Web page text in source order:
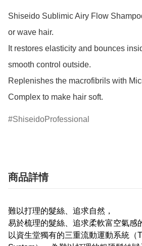
Shiseido Sublimic Airy Flow
or wave hair.
It restores elasticity and bounces
smooth control outside.
Replenishes the macrofibrils with
Complex to make hair soft.
ShiseidoProfessional
商品詳情
難以打理的髮絲、追求自然，
易於梳理的髮絲、追求柔軟富空氣感
以資生堂獨有的三重流動運動系統（